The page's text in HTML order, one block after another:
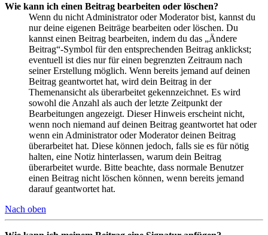
Wie kann ich einen Beitrag bearbeiten oder löschen?
Wenn du nicht Administrator oder Moderator bist, kannst du
nur deine eigenen Beiträge bearbeiten oder löschen. Du
kannst einen Beitrag bearbeiten, indem du das „Ändere
Beitrag“-Symbol für den entsprechenden Beitrag anklickst;
eventuell ist dies nur für einen begrenzten Zeitraum nach
seiner Erstellung möglich. Wenn bereits jemand auf deinen
Beitrag geantwortet hat, wird dein Beitrag in der
Themenansicht als überarbeitet gekennzeichnet. Es wird
sowohl die Anzahl als auch der letzte Zeitpunkt der
Bearbeitungen angezeigt. Dieser Hinweis erscheint nicht,
wenn noch niemand auf deinen Beitrag geantwortet hat oder
wenn ein Administrator oder Moderator deinen Beitrag
überarbeitet hat. Diese können jedoch, falls sie es für nötig
halten, eine Notiz hinterlassen, warum dein Beitrag
überarbeitet wurde. Bitte beachte, dass normale Benutzer
einen Beitrag nicht löschen können, wenn bereits jemand
darauf geantwortet hat.
Nach oben